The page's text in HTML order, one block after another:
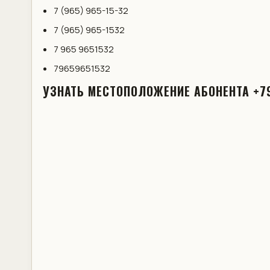
7 (965) 965-15-32
7 (965) 965-1532
7 965 9651532
79659651532
УЗНАТЬ МЕСТОПОЛОЖЕНИЕ АБОНЕНТА